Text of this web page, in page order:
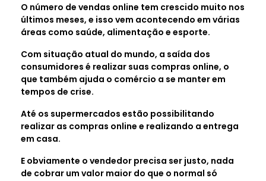
O número de vendas online tem crescido muito nos
últimos meses, e isso vem acontecendo em várias
áreas como saúde, alimentação e esporte.
Com situação atual do mundo, a saída dos
consumidores é realizar suas compras online, o
que também ajuda o comércio a se manter em
tempos de crise.
Até os supermercados estão possibilitando
realizar as compras online e realizando a entrega
em casa.
E obviamente o vendedor precisa ser justo, nada
de cobrar um valor maior do que o normal só